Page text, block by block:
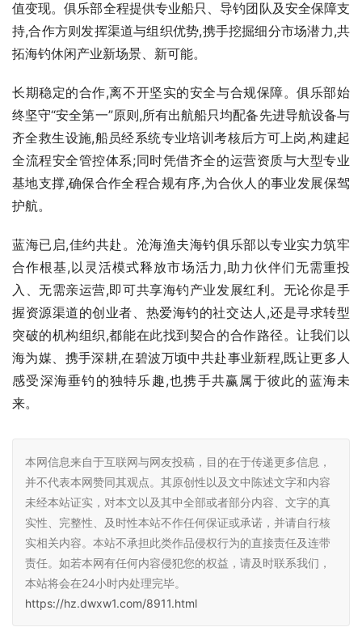
值变现。俱乐部全程提供专业船只、导钓团队及安全保障支
持,合作方则发挥渠道与组织优势,携手挖掘细分市场潜力,共
拓海钓休闲产业新场景、新可能。
长期稳定的合作,离不开坚实的安全与合规保障。俱乐部始
终坚守“安全第一”原则,所有出航船只均配备先进导航设备与
齐全救生设施,船员经系统专业培训考核后方可上岗,构建起
全流程安全管控体系;同时凭借齐全的运营资质与大型专业
基地支撑,确保合作全程合规有序,为合伙人的事业发展保驾
护航。
蓝海已启,佳约共赴。沧海渔夫海钓俱乐部以专业实力筑牢
合作根基,以灵活模式释放市场活力,助力伙伴们无需重投
入、无需亲运营,即可共享海钓产业发展红利。无论你是手
握资源渠道的创业者、热爱海钓的社交达人,还是寻求转型
突破的机构组织,都能在此找到契合的合作路径。让我们以
海为媒、携手深耕,在碧波万顷中共赴事业新程,既让更多人
感受深海垂钓的独特乐趣,也携手共赢属于彼此的蓝海未
来。
本网信息来自于互联网与网友投稿，目的在于传递更多信息，
并不代表本网赞同其观点。其原创性以及文中陈述文字和内容
未经本站证实，对本文以及其中全部或者部分内容、文字的真
实性、完整性、及时性本站不作任何保证或承诺，并请自行核
实相关内容。本站不承担此类作品侵权行为的直接责任及连带
责任。如若本网有任何内容侵犯您的权益，请及时联系我们，
本站将会在24小时内处理完毕。
https://hz.dwxw1.com/8911.html